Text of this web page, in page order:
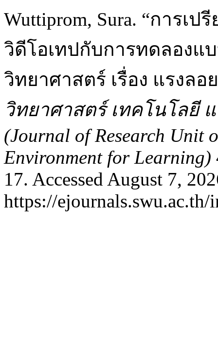
Wuttiprom, Sura. “การเ
วิดีโอเทปกับการทดลอง
วิทยาศาสตร์ เรื่อง แรงลอ
วิทยาศาสตร์ เทคโนโลยี
(Journal of Research Unit
Environment for Learning)
17. Accessed August 7,
https://